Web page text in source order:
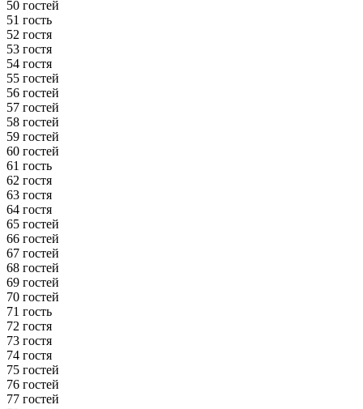
50 гостей
51 гость
52 гостя
53 гостя
54 гостя
55 гостей
56 гостей
57 гостей
58 гостей
59 гостей
60 гостей
61 гость
62 гостя
63 гостя
64 гостя
65 гостей
66 гостей
67 гостей
68 гостей
69 гостей
70 гостей
71 гость
72 гостя
73 гостя
74 гостя
75 гостей
76 гостей
77 гостей